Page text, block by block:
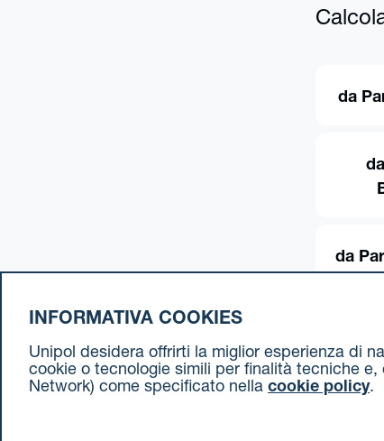
da
da
INFORMATIVA COOKIES
Unipol desidera offrirti la miglior esperienza di
cookie o tecnologie simili per finalità tecniche
Network) come specificato nella cookie policy.